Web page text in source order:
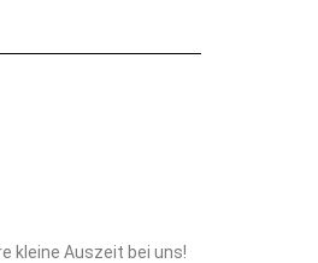
kleine Auszeit bei uns!